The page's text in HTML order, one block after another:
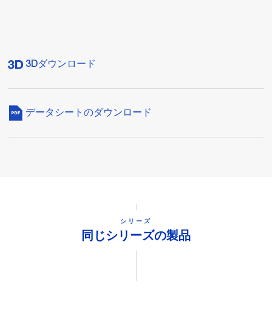
3Dダウンロード
データシートのダウンロード
シリーズ
同じシリーズの製品